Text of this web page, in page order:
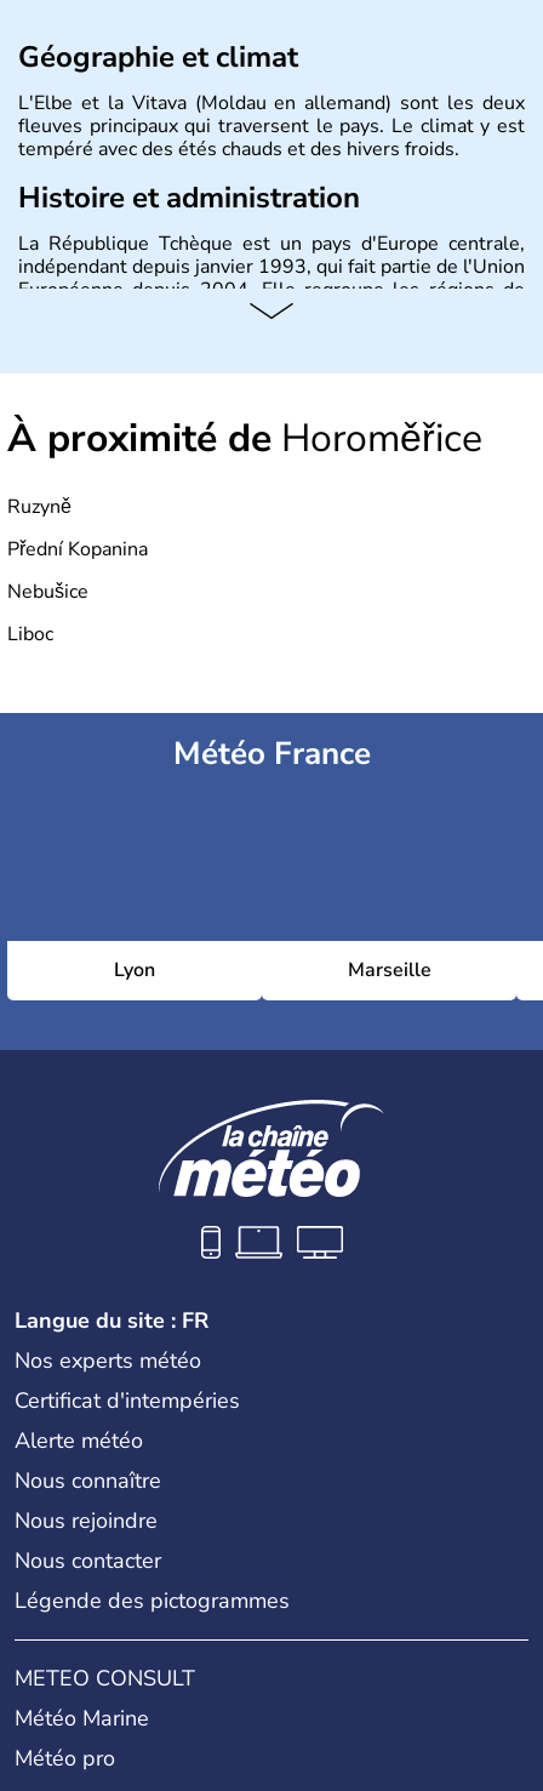
Géographie et climat
L'Elbe et la Vitava (Moldau en allemand) sont les deux
fleuves principaux qui traversent le pays. Le climat y est
tempéré avec des étés chauds et des hivers froids.
Histoire et administration
La République Tchèque est un pays d'Europe centrale,
indépendant depuis janvier 1993, qui fait partie de l'Union
Européenne depuis 2004. Elle regroupe les régions de
Bohème, Moravie et Silésie. Sa capitale est Prague.
À proximité de Horoměřice
Ruzyně
Přední Kopanina
Nebušice
Liboc
Météo France
Lyon Marseille
Langue du site : FR
Nos experts météo
Certificat d'intempéries
Alerte météo
Nous connaître
Nous rejoindre
Nous contacter
Légende des pictogrammes
METEO CONSULT
Météo Marine
Météo pro